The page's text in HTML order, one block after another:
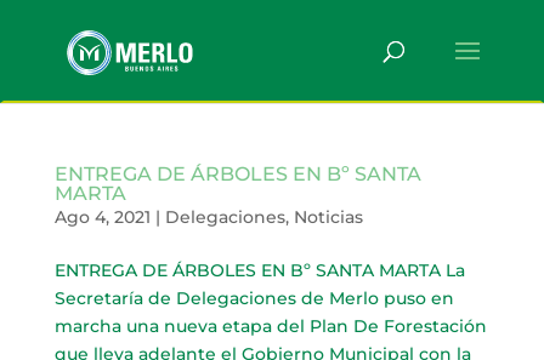
ENTREGA DE ÁRBOLES EN Bº SANTA
MARTA
Ago 4, 2021 | Delegaciones, Noticias
ENTREGA DE ÁRBOLES EN Bº SANTA MARTA La
Secretaría de Delegaciones de Merlo puso en
marcha una nueva etapa del Plan De Forestación
que lleva adelante el Gobierno Municipal con la